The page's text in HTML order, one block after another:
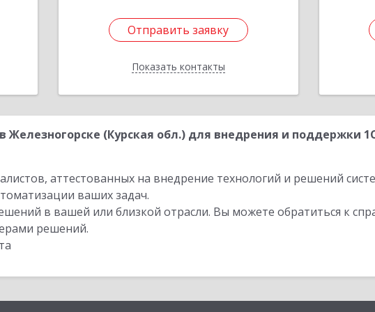
Отправить заявку
Показать контакты
Отправить заявку
Назад
(Курская обл.) для внедрения и поддержки
аттестованных на внедрение технологий и решений
ваших задач.
в вашей или близкой отрасли. Вы можете обратиться к
решений.